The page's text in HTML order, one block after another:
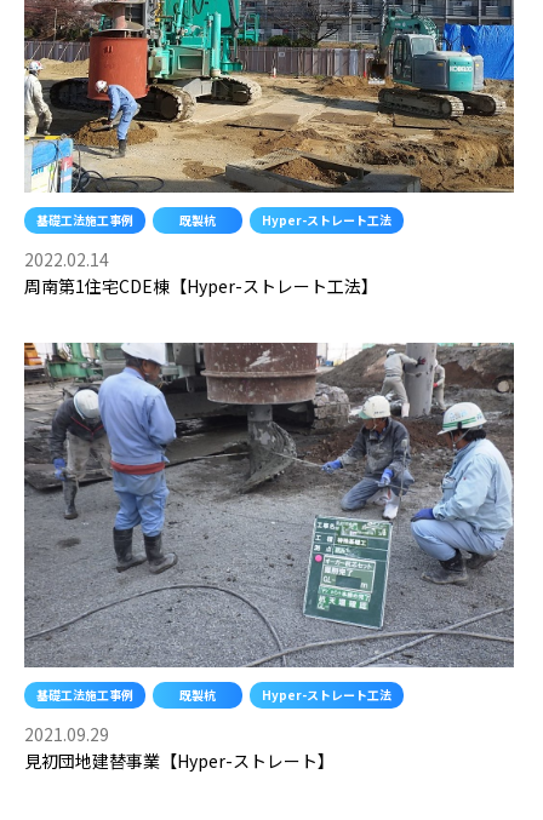
基礎工法施工事例 既製杭 Hyper-ストレート工法
2022.02.14
周南第1住宅CDE棟【Hyper-ストレート工法】
基礎工法施工事例 既製杭 Hyper-ストレート工法
2021.09.29
見初団地建替事業【Hyper-ストレート】